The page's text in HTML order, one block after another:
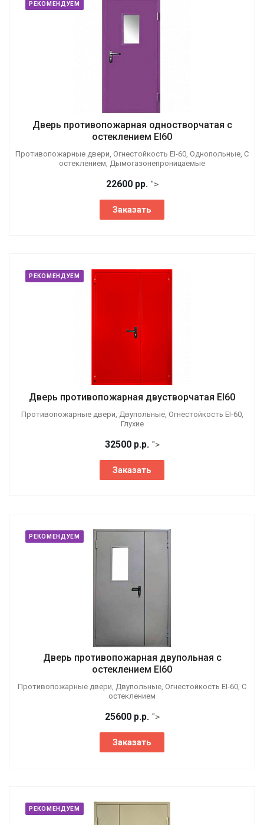
РЕКОМЕНДУЕМ
Дверь противопожарная одностворчатая с
остеклением EI60
Противопожарные двери, Огнестойкость EI-60, Однопольные, С
остеклением, Дымогазонепроницаемые
22600 рр. ">
Заказать
РЕКОМЕНДУЕМ
Дверь противопожарная двустворчатая EI60
Противопожарные двери, Двупольные, Огнестойкость EI-60,
Глухие
32500 р.р. ">
Заказать
РЕКОМЕНДУЕМ
Дверь противопожарная двупольная с
остеклением EI60
Противопожарные двери, Двупольные, Огнестойкость EI-60, С
остеклением
25600 р.р. ">
Заказать
РЕКОМЕНДУЕМ